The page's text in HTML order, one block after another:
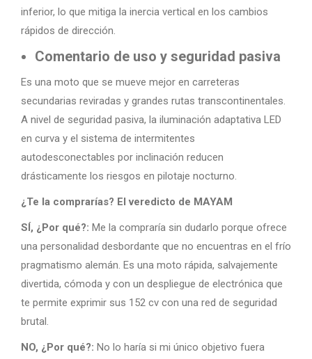
inferior, lo que mitiga la inercia vertical en los cambios
rápidos de dirección.
Comentario de uso y seguridad pasiva
Es una moto que se mueve mejor en carreteras
secundarias reviradas y grandes rutas transcontinentales.
A nivel de seguridad pasiva, la iluminación adaptativa LED
en curva y el sistema de intermitentes
autodesconectables por inclinación reducen
drásticamente los riesgos en pilotaje nocturno.
¿Te la comprarías? El veredicto de MAYAM
SÍ, ¿Por qué?: Me la compraría sin dudarlo porque ofrece
una personalidad desbordante que no encuentras en el frío
pragmatismo alemán. Es una moto rápida, salvajemente
divertida, cómoda y con un despliegue de electrónica que
te permite exprimir sus 152 cv con una red de seguridad
brutal.
NO, ¿Por qué?: No lo haría si mi único objetivo fuera